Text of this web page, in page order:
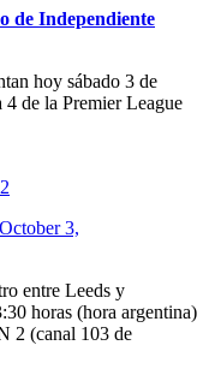
de Independiente
hoy sábado 3 de
de la Premier League
October 3,
entre Leeds y
horas (hora argentina)
2 (canal 103 de